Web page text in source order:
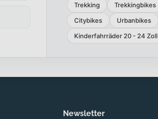
Trekking
Trekkingbikes
Citybikes
Urbanbikes
Kinderfahrräder 20 - 24 Zoll
Newsletter